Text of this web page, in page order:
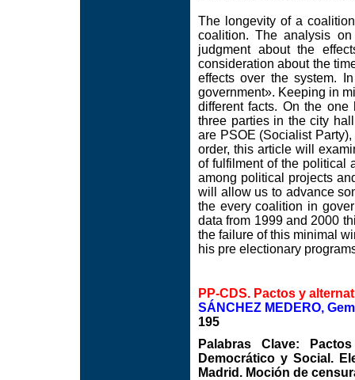
The longevity of a
coalition. The analysis
judgment about the
consideration about the
effects over the system.
government». Keeping in
different facts. On the
three parties in the city
are PSOE (Socialist
order, this article will
of fulfilment of the political
among political projects
will allow us to advance
the every coalition in
data from 1999 and 2000
the failure of this minimal
his pre electionary
PP-CDS. Pactos y
SÁNCHEZ MEDERO,
195
Palabras Clave:
Democrático y Social.
Madrid. Moción de